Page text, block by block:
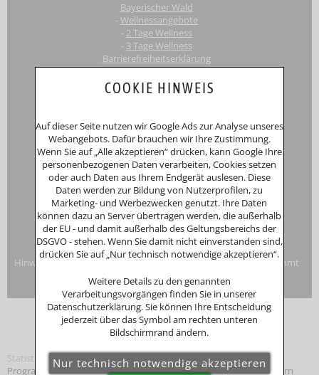
Bayerischer Wald
-Wellnessangebote
- 2 Tage Wellness
- 3 Tage Wellness
Barrierefreiheitserklärung
Registergericht: Amtsgericht Passau
InhaberinAnna Putz
Niederperlesreut 52
94157 Perlesreut
Tel. 0049 (0)8555/691
Fax: 0049 (0)8555/8856
Internet:www.putzwerbung.de
eMail:info@putzwerbung.de
USt-ID: DE 358297667
St.Nr.: 157/259/80938
Impressum & Datenschutz
Hinweise zur Verbraucherstreitbeilegung: Das Unternehmen nimmt
nicht an Streitbeilegungsverfahren vor einer
Verbraucherschlichtungsstelle teil.
Statistik
Programmierung: © Tourismus MarketingBayerischer Wald, Bayern
COOKIE HINWEIS
Auf dieser Seite nutzen wir Google Ads zur Analyse unseres
Webangebots. Dafür brauchen wir Ihre Zustimmung.
Wenn Sie auf „Alle akzeptieren“ drücken, kann Google Ihre
personenbezogenen Daten verarbeiten, Cookies setzen
oder auch Daten aus Ihrem Endgerät auslesen. Diese
Daten werden zur Bildung von Nutzerprofilen, zu
Marketing- und Werbezwecken genutzt. Ihre Daten
können dazu an Server übertragen werden, die außerhalb
der EU - und damit außerhalb des Geltungsbereichs der
DSGVO - stehen. Wenn Sie damit nicht einverstanden sind,
drücken Sie auf „Nur technisch notwendige akzeptieren“.
Weitere Details zu den genannten
Verarbeitungsvorgängen finden Sie in unserer
Datenschutzerklärung. Sie können Ihre Entscheidung
jederzeit über das Symbol am rechten unteren
Bildschirmrand ändern.